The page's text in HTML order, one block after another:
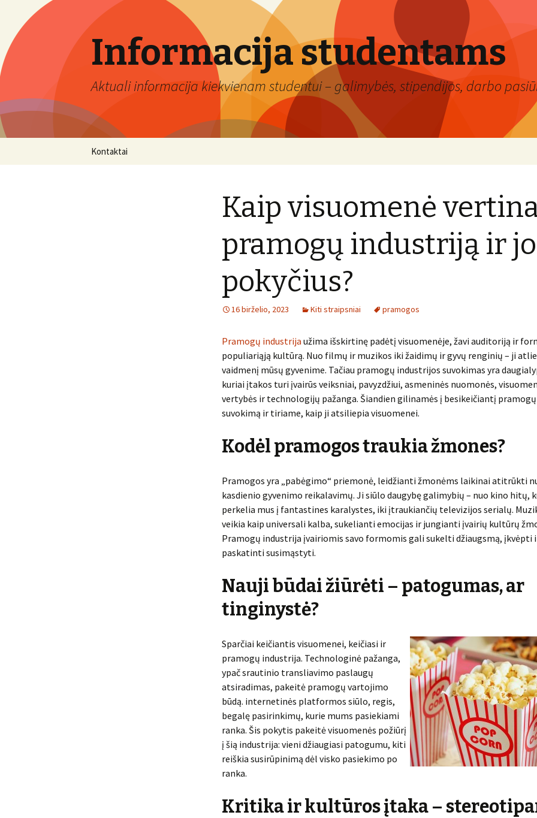
Informacija studentams
Aktuali informacija kiekvienam studentui – galimybės, stipendijos, darbo
Kontaktai
Kaip visuomenė
pramogų industriją ir
pokyčius?
16 birželio, 2023 Kiti straipsniai pramogos
Pramogų industrija užima išskirtinę padėtį visuomenėje, žavi auditoriją ir
populiariąją kultūrą. Nuo filmų ir muzikos iki žaidimų ir gyvų renginių – ji
vaidmenį mūsų gyvenime. Tačiau pramogų industrijos suvokimas yra
kuriai įtakos turi įvairūs veiksniai, pavyzdžiui, asmeninės nuomonės,
vertybės ir technologijų pažanga. Šiandien gilinamės į besikeičiantį
suvokimą ir tiriame, kaip ji atsiliepia visuomenei.
Kodėl pramogos traukia žmones?
Pramogos yra „pabėgimo“ priemonė, leidžianti žmonėms laikinai atitrūkti
kasdienio gyvenimo reikalavimų. Ji siūlo daugybę galimybių – nuo kino hitų,
perkelia mus į fantastines karalystes, iki įtraukiančių televizijos serialų.
veikia kaip universali kalba, sukelianti emocijas ir jungianti įvairių kultūrų
Pramogų industrija įvairiomis savo formomis gali sukelti džiaugsmą, įkvėpti
paskatinti susimąstyti.
Nauji būdai žiūrėti – patogumas, ar
tinginystė?
Sparčiai keičiantis visuomenei, keičiasi ir
pramogų industrija. Technologinė pažanga,
ypač srautinio transliavimo paslaugų
atsiradimas, pakeitė pramogų vartojimo
būdą. internetinės platformos siūlo, regis,
begalę pasirinkimų, kurie mums pasiekiami
ranka. Šis pokytis pakeitė visuomenės požiūrį
į šią industrija: vieni džiaugiasi patogumu, kiti
reiškia susirūpinimą dėl visko pasiekimo po
ranka.
Kritika ir kultūros įtaka –